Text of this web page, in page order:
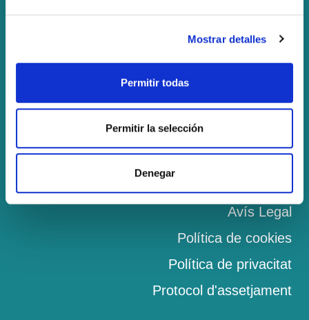
Mostrar detalles
Permitir todas
Permitir la selección
Denegar
‎973 19 62 25
celmirandaslu@gmail.com
Catering Escolar
Avís Legal
Política de cookies
Política de privacitat
Protocol d'assetjament